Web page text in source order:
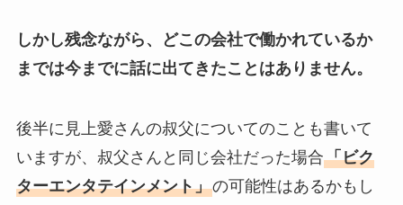
しかし残念ながら、どこの会社で働かれているか
までは今までに話に出てきたことはありません。
後半に見上愛さんの叔父についてのことも書いて
いますが、叔父さんと同じ会社だった場合「ビク
ターエンタテインメント」の可能性はあるかもし